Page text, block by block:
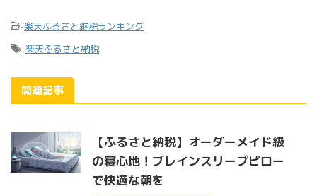
-楽天ふるさと納税ランキング
-楽天ふるさと納税
関連記事
【ふるさと納税】オーダーメイド級
の寝心地！ブレインスリープピロー
で快適な朝を